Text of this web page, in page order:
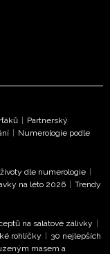
| Partnerský
| Numerologie podle
dle numerologie |
na léto 2026 | Trendy
na salátové zálivky |
rohlíčky | 30 nejlepších
masem a